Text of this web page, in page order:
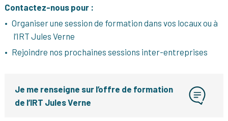
Contactez-nous pour :
Organiser une session de formation dans vos locaux ou à
l’IRT Jules Verne
Rejoindre nos prochaines sessions inter-entreprises
Je me renseigne sur l’offre de formation
de l’IRT Jules Verne